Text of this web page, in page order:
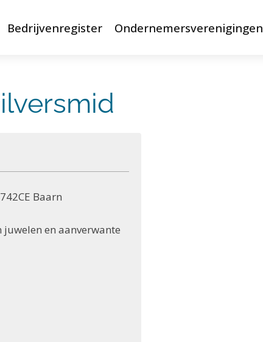
Bedrijvenregister Ondernemersverenigingen
Baarn
en aanverwante